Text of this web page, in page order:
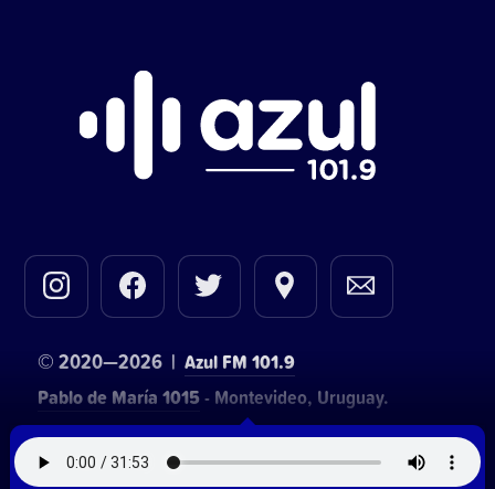
© 2020—2026 | Azul FM 101.9
Pablo de María 1015- Montevideo, Uruguay.
Contacto comercial: • Hosting:
NetUy